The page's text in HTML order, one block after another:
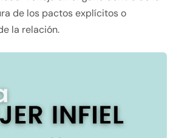
de los pactos explícitos o
la relación.